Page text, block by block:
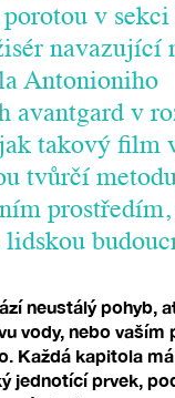
v sekci
navazující
Antonioniho
avantgard v
takový film
tvůrčí
neustálý pohyb,
vody, nebo vaším
Každá kapitola
jednotící prvek,